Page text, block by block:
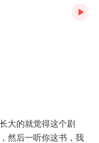
大的就觉得这个剧
然后一听你这书，我